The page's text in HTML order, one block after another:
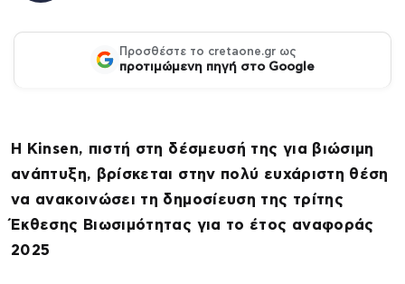
Προσθέστε το cretaone.gr ως
προτιμώμενη πηγή στο Google
Η Kinsen, πιστή στη δέσμευσή της για βιώσιμη
ανάπτυξη, βρίσκεται στην πολύ ευχάριστη θέση
να ανακοινώσει τη δημοσίευση της τρίτης
Έκθεσης Βιωσιμότητας για το έτος αναφοράς
2025